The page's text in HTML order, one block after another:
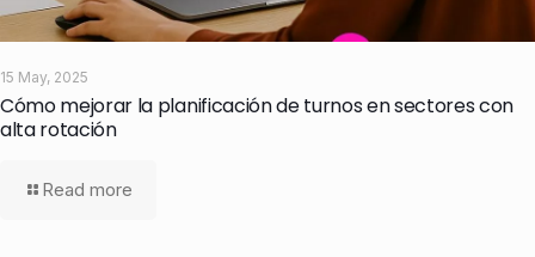
15 May, 2025
Cómo mejorar la planificación de turnos en sectores con
alta rotación
Read more